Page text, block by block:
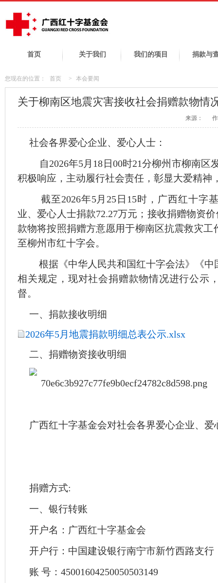
首页 关于我们 我们的项目 捐款与
您现在的位置： 首页 > 本会要闻
关于柳南区地震灾害接收社会捐赠款物情
来源：
社会各界爱心企业、爱心人士：
自2026年5月18日00时21分柳州市柳南区
积极响应，主动履行社会责任，彰显大爱精神
截至2026年5月25日15时，广西红十字
业、爱心人士捐款72.27万元；接收捐赠物资
款物将按照捐赠方意愿用于柳南区抗震救灾
至柳州市红十字会。
根据《中华人民共和国红十字会法》《中
相关规定，现对社会捐赠款物情况进行公示
督。
一、捐款接收明细
2026年5月地震捐款明细总表公示.xlsx
二、捐赠物资接收明细
广西红十字基金会对社会各界爱心企业、
捐赠方式:
一、银行转账
开户名：广西红十字基金会
开户行：中国建设银行南宁市新竹西路支行
账 号：45001604250050503149